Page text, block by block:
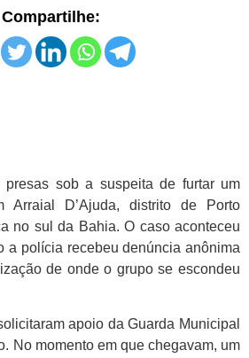
Compartilhe:
presas sob a suspeita de furtar um
Arraial D’Ajuda, distrito de Porto
no sul da Bahia. O caso aconteceu
a polícia recebeu denúncia anônima
de onde o grupo se escondeu
apoio da Guarda Municipal
No momento em que chegavam, um